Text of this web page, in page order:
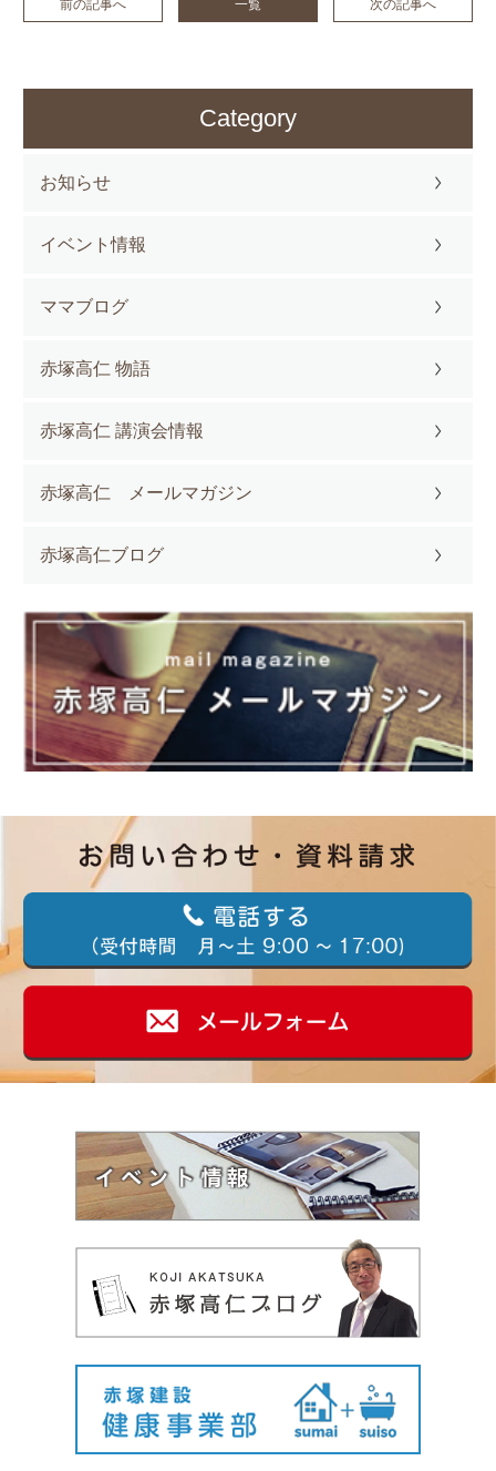
前の記事へ 一覧 次の記事へ
Category
お知らせ
イベント情報
ママブログ
赤塚高仁 物語
赤塚高仁 講演会情報
赤塚高仁 メールマガジン
赤塚高仁ブログ